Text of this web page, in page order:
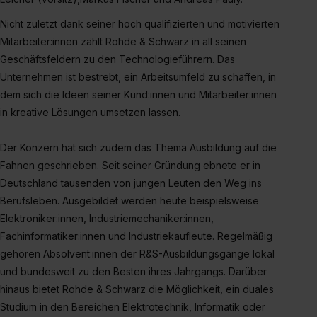
Eine Erlaubnis hierfür kannst du auch später noch im
Einzelfall bei dem jeweiligen Inhalt erteilen. Willst du nur
bestimmte Verwendungszwecke zulassen, triff deine
Auswahl über die Checkboxen und klick auf „Auswahl
erlauben“. Die Einwilligung zur Platzierung von Cookies
der Kategorien „Präferenzen“, „Statistiken“ und „Social
zur Übermittlung deiner Daten in die USA (Art. 49 Abs. 1
S. 1 lit. a) DS-GVO). Die USA verfügen über kein
angemessenes Datenschutzniveau (EuGH – Schrems
II). Du kannst die von dir erteilte Einwilligung jederzeit mit
Wirkung für die Zukunft ganz oder teilweise über unsere
Datenschutzerklärung unter dem Punkt „Datenschutz-
Einstellungen“ widerrufen. Weitere Informationen zu den
einzelnen Cookies findest du durch Klick auf „Details
zeigen“. Weitere Informationen:Datenschutzerklärung
Impressum.
Nicht zuletzt dank seiner hoch qualifizierten und motivierten
Mitarbeiter:innen zählt Rohde & Schwarz in all seinen
Geschäftsfeldern zu den Technologieführern. Das
Unternehmen ist bestrebt, ein Arbeitsumfeld zu schaffen, in
dem sich die Ideen seiner Kund:innen und Mitarbeiter:innen
in kreative Lösungen umsetzen lassen.
Der Konzern hat sich zudem das Thema Ausbildung auf die
Fahnen geschrieben. Seit seiner Gründung ebnete er in
Deutschland tausenden von jungen Leuten den Weg ins
Berufsleben. Ausgebildet werden heute beispielsweise
Elektroniker:innen, Industriemechaniker:innen,
Fachinformatiker:innen und Industriekaufleute. Regelmäßig
gehören Absolvent:innen der R&S-Ausbildungsgänge lokal
und bundesweit zu den Besten ihres Jahrgangs. Darüber
hinaus bietet Rohde & Schwarz die Möglichkeit, ein duales
Studium in den Bereichen Elektrotechnik, Informatik oder